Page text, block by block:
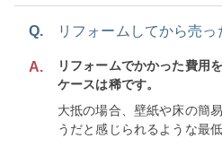
Q. リフォームしてから売っ
A.
リフォームでかかった費用
ケースは稀です。
大抵の場合、壁紙や床の簡
うだと感じられるような最